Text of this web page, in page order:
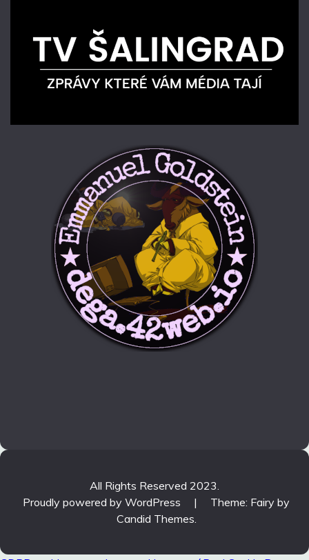
All Rights Reserved 2023.
Proudly powered by WordPress
|
Theme: Fairy by
Candid Themes